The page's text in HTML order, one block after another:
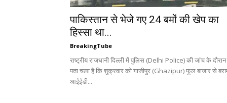
पाकिस्तान से भेजे गए 24 बमों की खेप का
हिस्सा था...
BreakingTube
राष्ट्रीय राजधानी दिल्ली में पुलिस (Delhi Police) की जांच के दौरान
पता चला है कि शुक्रवार को गाजीपुर (Ghazipur) फूल बाजार से
आईईडी...